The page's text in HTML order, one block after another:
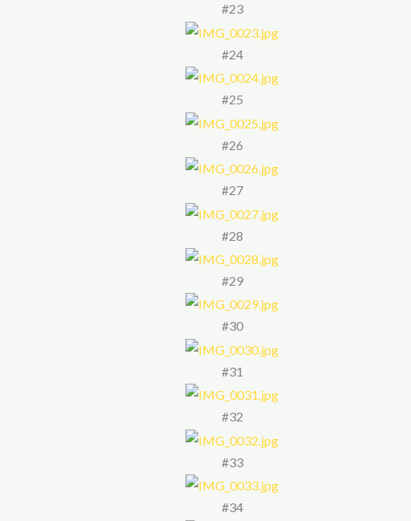
#23
#24
#25
#26
#27
#28
#29
#30
#31
#32
#33
#34